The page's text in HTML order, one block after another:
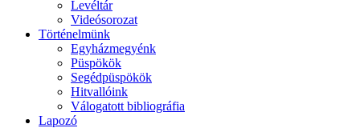
Levéltár
Videósorozat
Történelmünk
Egyházmegyénk
Püspökök
Segédpüspökök
Hitvallóink
Válogatott bibliográfia
Lapozó